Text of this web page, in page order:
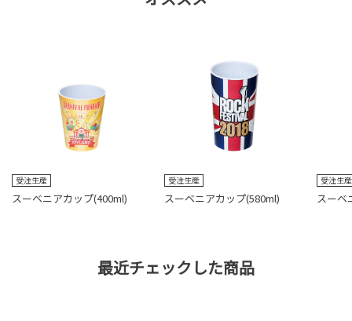
受注生産
スーベニアカップ(400ml)
受注生産
スーベニアカップ(580ml)
受注生産
スーベ
最近チェックした商品